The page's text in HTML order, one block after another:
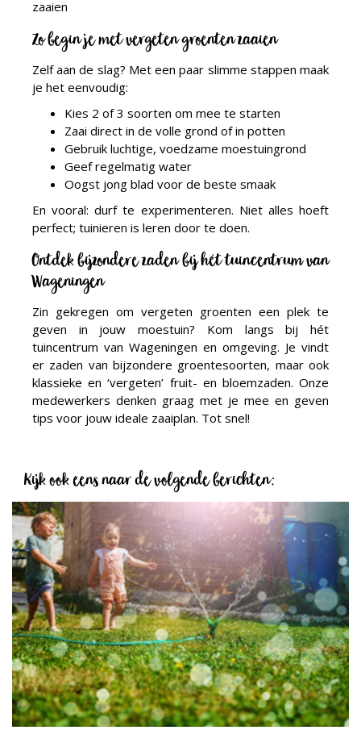
Zo begin je met vergeten groenten zaaien
Zelf aan de slag? Met een paar slimme stappen maak
je het eenvoudig:
Kies 2 of 3 soorten om mee te starten
Zaai direct in de volle grond of in potten
Gebruik luchtige, voedzame moestuingrond
Geef regelmatig water
Oogst jong blad voor de beste smaak
En vooral: durf te experimenteren. Niet alles hoeft
perfect; tuinieren is leren door te doen.
Ontdek bijzondere zaden bij hét tuincentrum van
Wageningen
Zin gekregen om vergeten groenten een plek te
geven in jouw moestuin? Kom langs bij hét
tuincentrum van Wageningen en omgeving. Je vindt
er zaden van bijzondere groentesoorten, maar ook
klassieke en ‘vergeten’ fruit- en bloemzaden. Onze
medewerkers denken graag met je mee en geven
tips voor jouw ideale zaaiplan. Tot snel!
Kijk ook eens naar de volgende berichten: